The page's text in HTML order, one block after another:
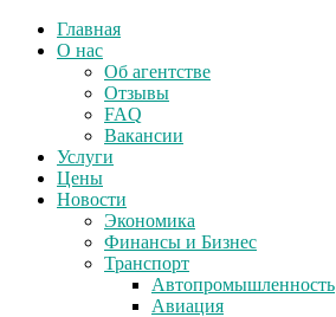
Главная
О нас
Об агентстве
Отзывы
FAQ
Вакансии
Услуги
Цены
Новости
Экономика
Финансы и Бизнес
Транспорт
Автопромышленность
Авиация